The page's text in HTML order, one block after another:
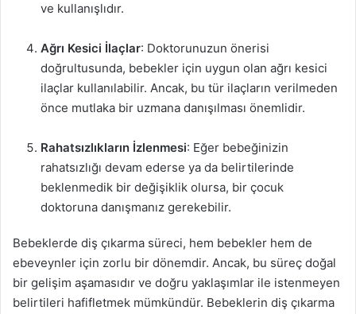
ve kullanışlıdır.
Ağrı Kesici İlaçlar: Doktorunuzun önerisi
doğrultusunda, bebekler için uygun olan ağrı kesici
ilaçlar kullanılabilir. Ancak, bu tür ilaçların verilmeden
önce mutlaka bir uzmana danışılması önemlidir.
Rahatsızlıkların İzlenmesi: Eğer bebeğinizin
rahatsızlığı devam ederse ya da belirtilerinde
beklenmedik bir değişiklik olursa, bir çocuk
doktoruna danışmanız gerekebilir.
Bebeklerde diş çıkarma süreci, hem bebekler hem de
ebeveynler için zorlu bir dönemdir. Ancak, bu süreç doğal
bir gelişim aşamasıdır ve doğru yaklaşımlar ile istenmeyen
belirtileri hafifletmek mümkündür. Bebeklerin diş çıkarma